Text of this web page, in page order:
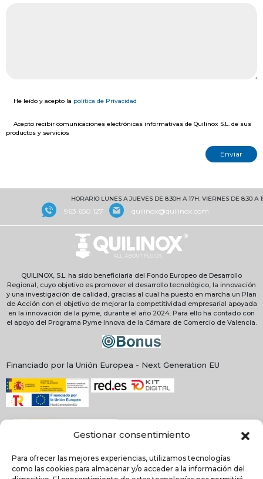
Gestionar consentimiento
Para ofrecer las mejores experiencias, utilizamos tecnologías
como las cookies para almacenar y/o acceder a la información del
He leído y acepto la política de Privacidad
Acepto recibir comunicaciones electrónicas informativas de Quilinox S.L. de sus
productos y servicios
HORARIO LUNES A JUEVES DE 8:30H A 17H. VIERNES DE 8:30 A
963 650 127 quilinox@quilinox.com
QUILINOX, S.L. ha sido beneficiaria del Fondo Europeo de Desarrollo
Regional, cuyo objetivo es promover el desarrollo tecnológico, la innovación
y una investigación de calidad, gracias al cual ha puesto en marcha un Plan
de Acción con el objetivo de mejorar la competitividad empresarial apoyada
en la innovación de la pyme, durante el año 2024. Para ello ha contado con
el apoyo del Programa Pyme Innova de la Cámara de Comercio de Valencia.
Financiado por la Unión Europea - Next Generation EU